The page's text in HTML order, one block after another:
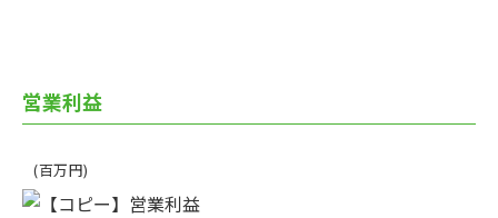
営業利益
(百万円)